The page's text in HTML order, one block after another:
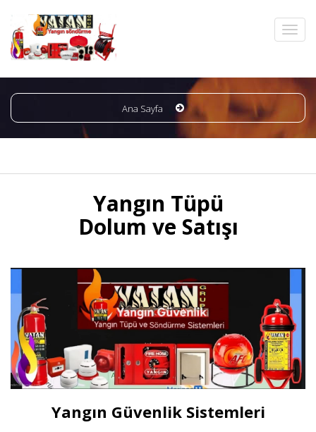
Ana Sayfa
Yangın Tüpü
Dolum ve Satışı
Yangın Güvenlik Sistemleri